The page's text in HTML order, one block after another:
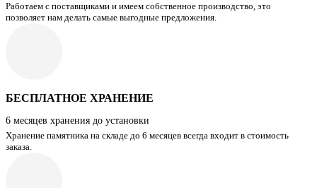
Работаем с поставщиками и имеем собственное производство, это
позволяет нам делать самые выгодные предложения.
БЕСПЛАТНОЕ ХРАНЕНИЕ
6 месяцев хранения до установки
Хранение памятника на складе до 6 месяцев всегда входит в стоимость
заказа.